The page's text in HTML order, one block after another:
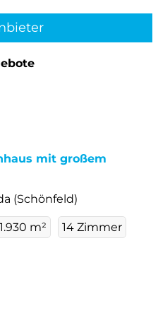
mit großem
(Schönfeld)
1.930 m² 14 Zimmer